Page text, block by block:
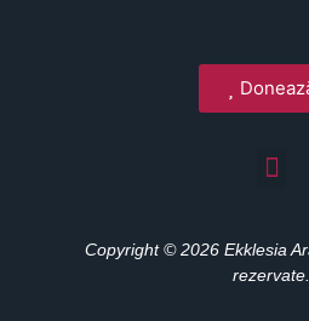
Copyright © 2026 Ekklesia
rezervate.